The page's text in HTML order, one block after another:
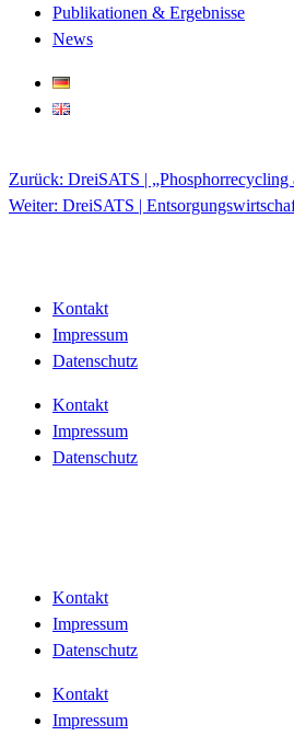
Publikationen & Ergebnisse
News
Beitragsnavigation
Zurück: DreiSATS |
Weiter: DreiSATS |
Kontakt
Impressum
Datenschutz
Kontakt
Impressum
Datenschutz
Kontakt
Impressum
Datenschutz
Kontakt
Impressum